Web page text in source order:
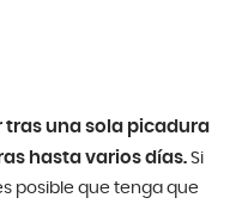
tras una sola picadura
hasta varios días. Si
posible que tenga que